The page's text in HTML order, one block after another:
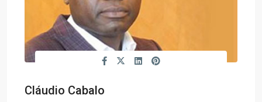
Cláudio Cabalo